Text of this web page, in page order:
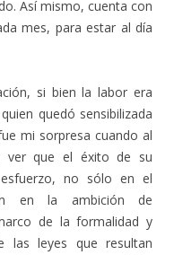
Así mismo, cuenta con
mes, para estar al día
si bien la labor era
quedó sensibilizada
mi sorpresa cuando al
ver que el éxito de su
no sólo en el
en la ambición de
de la formalidad y
leyes que resultan